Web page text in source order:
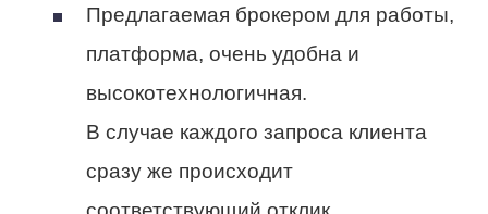
Предлагаемая брокером для работы,
платформа, очень удобна и
высокотехнологичная.
В случае каждого запроса клиента
сразу же происходит